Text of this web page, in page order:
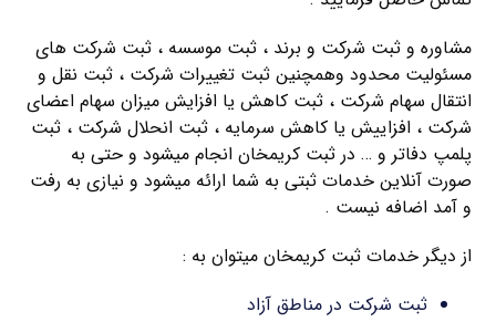
مشاوره و ثبت شرکت و برند ، ثبت موسسه ، ثبت شرکت های
مسئولیت محدود وهمچنین ثبت تغییرات شرکت ، ثبت نقل و
انتقال سهام شرکت ، ثبت کاهش یا افزایش میزان سهام اعضای
شرکت ، افزاییش یا کاهش سرمایه ، ثبت انحلال شرکت ، ثبت
پلمپ دفاتر و … در ثبت کریمخان انجام میشود و حتی به
صورت آنلاین خدمات ثبتی به شما ارائه میشود و نیازی به رفت
و آمد اضافه نیست .
از دیگر خدمات ثبت کریمخان میتوان به :
ثبت شرکت در مناطق آزاد